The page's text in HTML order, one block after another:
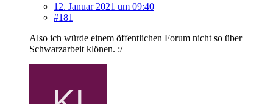
12. Januar 2021 um 09:40
#181
Also ich würde einem öffentlichen Forum nicht so über
Schwarzarbeit klönen. :/